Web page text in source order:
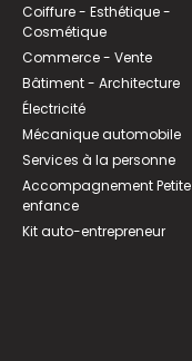
Coiffure - Esthétique -
Cosmétique
Commerce - Vente
Bâtiment - Architecture
Électricité
Mécanique automobile
Services à la personne
Accompagnement Petite
enfance
Kit auto-entrepreneur